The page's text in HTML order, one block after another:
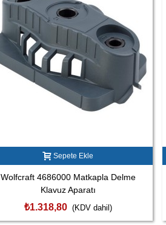
Sepete Ekle
Wolfcraft 4686000 Matkapla Delme
Klavuz Aparatı
₺1.318,80 (KDV dahil)